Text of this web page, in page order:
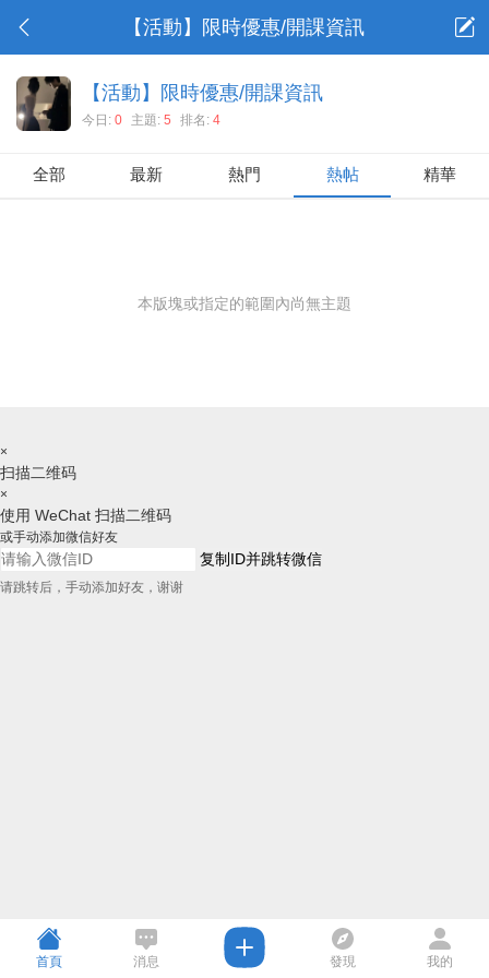
【活動】限時優惠/開課資訊
【活動】限時優惠/開課資訊
今日: 0 主題: 5 排名: 4
全部 最新 熱門 熱帖 精華
本版塊或指定的範圍內尚無主題
×
扫描二维码
×
使用 WeChat 扫描二维码
或手动添加微信好友
复制ID并跳转微信
请跳转后，手动添加好友，谢谢
首頁 消息 發現 我的